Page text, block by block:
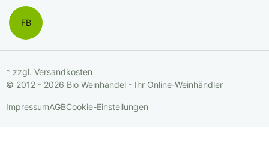
FB
* zzgl. Versandkosten
© 2012 - 2026 Bio Weinhandel - Ihr Online-Weinhändler
ImpressumAGBCookie-Einstellungen